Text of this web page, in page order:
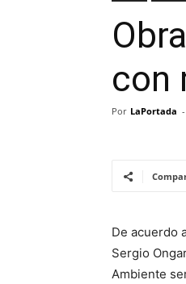
con
Por LaPortada -
De acuerdo
Sergio
Ambiente